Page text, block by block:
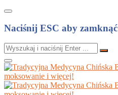
Naciśnij ESC aby zamknąć